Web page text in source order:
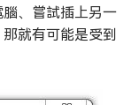
、嘗試插上另一
就有可能是受到